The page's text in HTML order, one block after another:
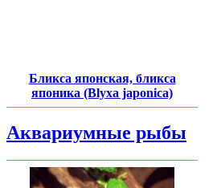
Бликса японская, бликса
японика (Blyxa japonica)
Аквариумные рыбы